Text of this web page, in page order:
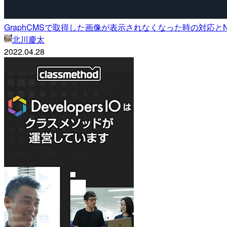
GraphCMSで取得した画像が表示されなくなった時の対応
北川慶太
2022.04.28